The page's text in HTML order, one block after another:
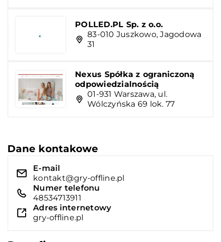
POLLED.PL Sp. z o.o.
83-010 Juszkowo, Jagodowa
31
Nexus Spółka z ograniczoną
odpowiedzialnością
01-931 Warszawa, ul.
Wólczyńska 69 lok. 77
Dane kontakowe
E-mail
kontakt@gry-offline.pl
Numer telefonu
48534713911
Adres internetowy
gry-offline.pl